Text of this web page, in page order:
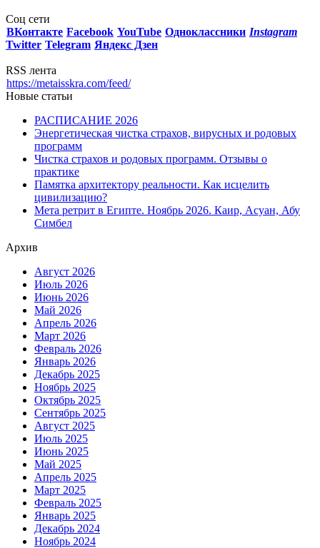
Соц сети
ВКонтакте Facebook YouTube Одноклассники Instagram
Twitter Telegram Яндекс Дзен
RSS лента
https://metaisskra.com/feed/
Новые статьи
РАСПИСАНИЕ 2026
Энергетическая чистка страхов, вирусных и родовых
программ
Чистка страхов и родовых программ. Отзывы о
практике
Памятка архитектору реальности. Как исцелить
цивилизацию?
Мета ретрит в Египте. Ноябрь 2026. Каир, Асуан, Абу
Симбел
Архив
Август 2026
Июль 2026
Июнь 2026
Май 2026
Апрель 2026
Март 2026
Февраль 2026
Январь 2026
Декабрь 2025
Ноябрь 2025
Октябрь 2025
Сентябрь 2025
Август 2025
Июль 2025
Июнь 2025
Май 2025
Апрель 2025
Март 2025
Февраль 2025
Январь 2025
Декабрь 2024
Ноябрь 2024